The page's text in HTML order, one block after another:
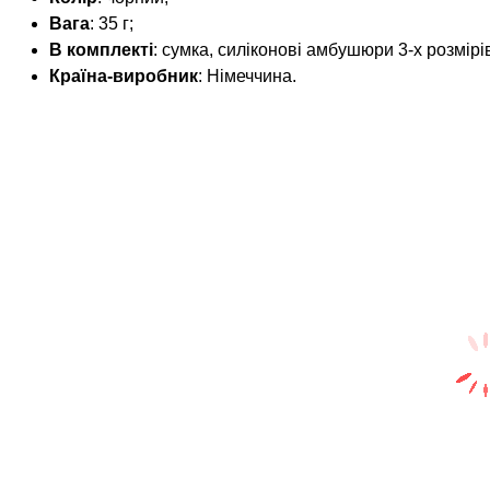
Вага: 35 г;
В комплекті: сумка, силіконові амбушюри 3-х
Країна-виробник: Німеччина.